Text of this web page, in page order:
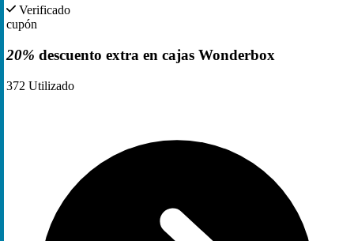
Verificado
cupón
20% descuento extra en cajas Wonderbox
372 Utilizado